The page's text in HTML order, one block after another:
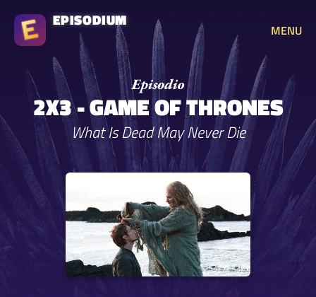
EPISODIUM
MENU
2X3 - GAME OF THRONES
What Is Dead May Never Die